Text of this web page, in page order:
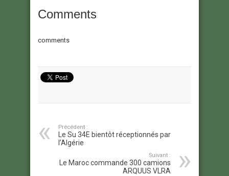
Comments
comments
Précédent :
Le Su 34E bientôt réceptionnés par
l’Algérie
Suivant :
Le Maroc commande 300 camions
ARQUUS VLRA